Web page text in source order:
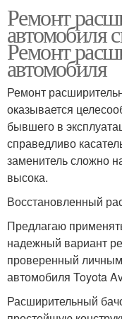
Ремонт
автомобиля
Ремонт
автомобиля
Ремонт
оказывается
бывшего в
справедливо
заменитель сложно
высока.
Восстановленный
Предлагаю
надежный вариант
проверенный
автомобиля Toyota
Расширительный